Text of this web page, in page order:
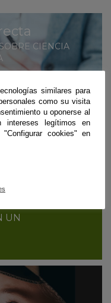
CIENCIA
DIFUNDIR
UN
similares para
como su visita
u oponerse al
intereses legítimos en
cookies" en